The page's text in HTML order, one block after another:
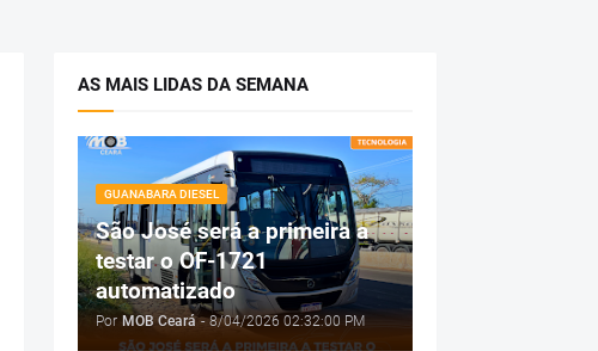
AS MAIS LIDAS DA SEMANA
GUANABARA DIESEL
São José será a primeira a
testar o OF-1721
automatizado
Por MOB Ceará - 8/04/2026 02:32:00 PM